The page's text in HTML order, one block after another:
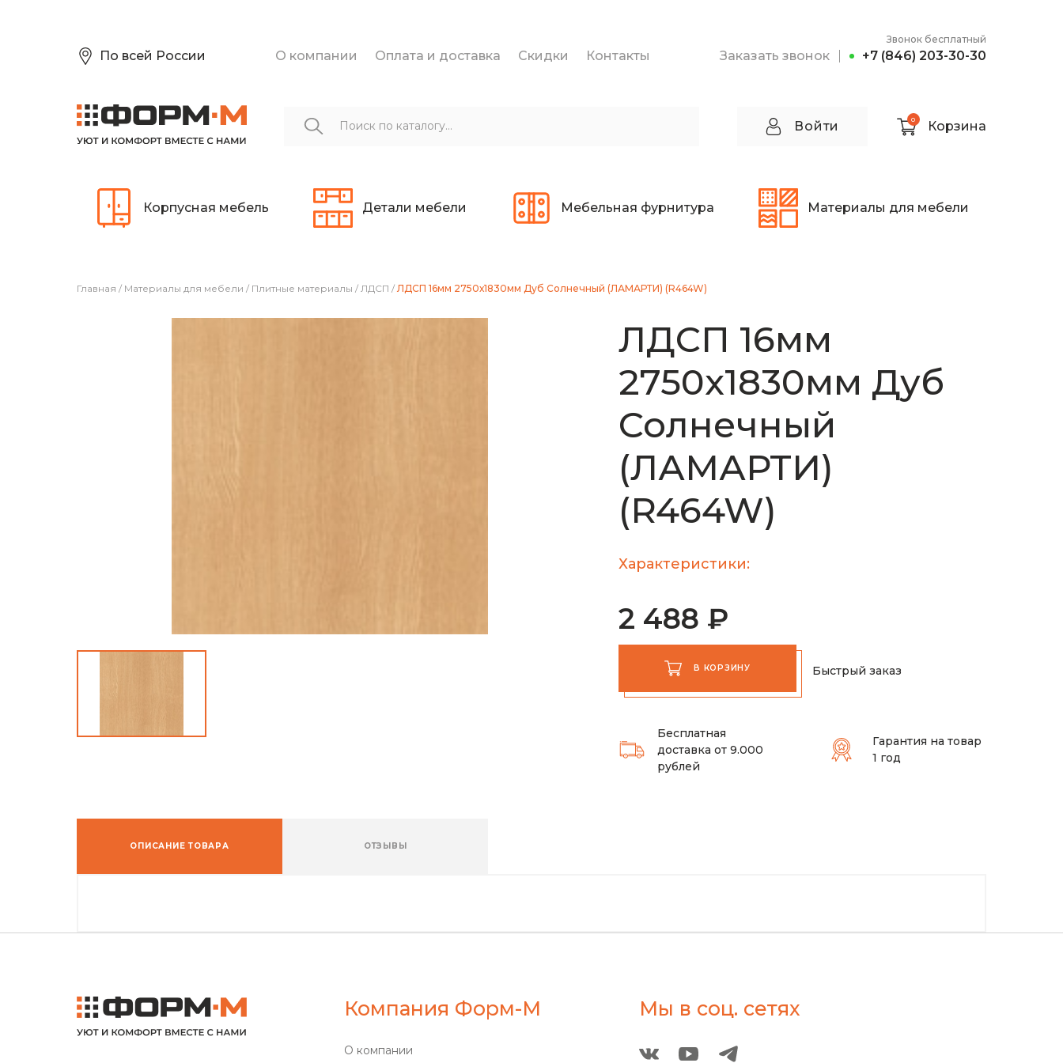
По всей России О компании Оплата и доставка Скидки Контакты Заказать звонок
Звонок бесплатный
+7 (846) 203-30-30
Войти 0 Корзина
Корпусная мебель Детали мебели Мебельная фурнитура Материалы для мебели
Главная / Материалы для мебели / Плитные материалы / ЛДСП / ЛДСП 16мм 2750х1830мм Дуб Солнечный (ЛАМАРТИ) (R464W)
ЛДСП 16мм
2750х1830мм Дуб
Солнечный
(ЛАМАРТИ)
(R464W)
Характеристики:
2 488 ₽
В КОРЗИНУ Быстрый заказ
Бесплатная
доставка от 9.000
рублей
Гарантия на товар
1 год
ОПИСАНИЕ ТОВАРА ОТЗЫВЫ
Компания Форм-М
О компании
Мы в соц. сетях